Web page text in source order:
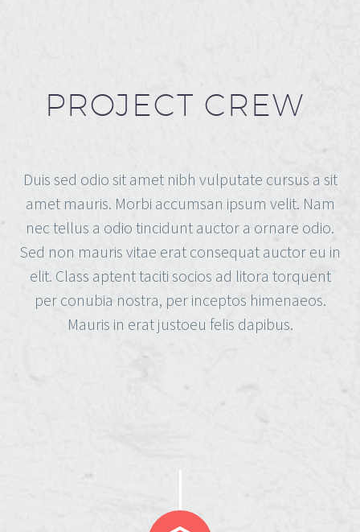
PROJECT CREW
Duis sed odio sit amet nibh vulputate cursus a sit
amet mauris. Morbi accumsan ipsum velit. Nam
nec tellus a odio tincidunt auctor a ornare odio.
Sed non mauris vitae erat consequat auctor eu in
elit. Class aptent taciti socios ad litora torquent
per conubia nostra, per inceptos himenaeos.
Mauris in erat justoeu felis dapibus.